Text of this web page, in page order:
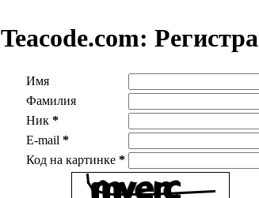
Teacode.com:
Имя
Фамилия
Ник *
E-mail *
Код на картинке *